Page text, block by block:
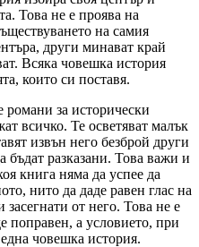
Това не е проява на
на самия
други минават край
Всяка човешка история
които си поставя.
романи за исторически
всичко. Те осветяват малък
извън него безброй други
бъдат разказани. Това важи и
книга няма да успее да
нито да даде равен глас на
от него. Това не е
поправен, а условието, при
човешка история.